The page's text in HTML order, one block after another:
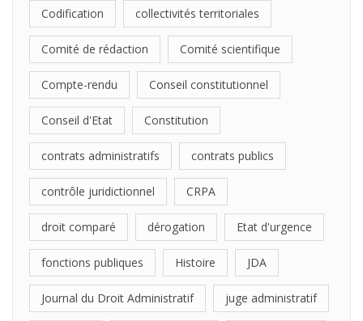
Codification collectivités territoriales
Comité de rédaction Comité scientifique
Compte-rendu Conseil constitutionnel
Conseil d'Etat Constitution
contrats administratifs contrats publics
contrôle juridictionnel CRPA
droit comparé dérogation Etat d'urgence
fonctions publiques Histoire JDA
Journal du Droit Administratif juge administratif